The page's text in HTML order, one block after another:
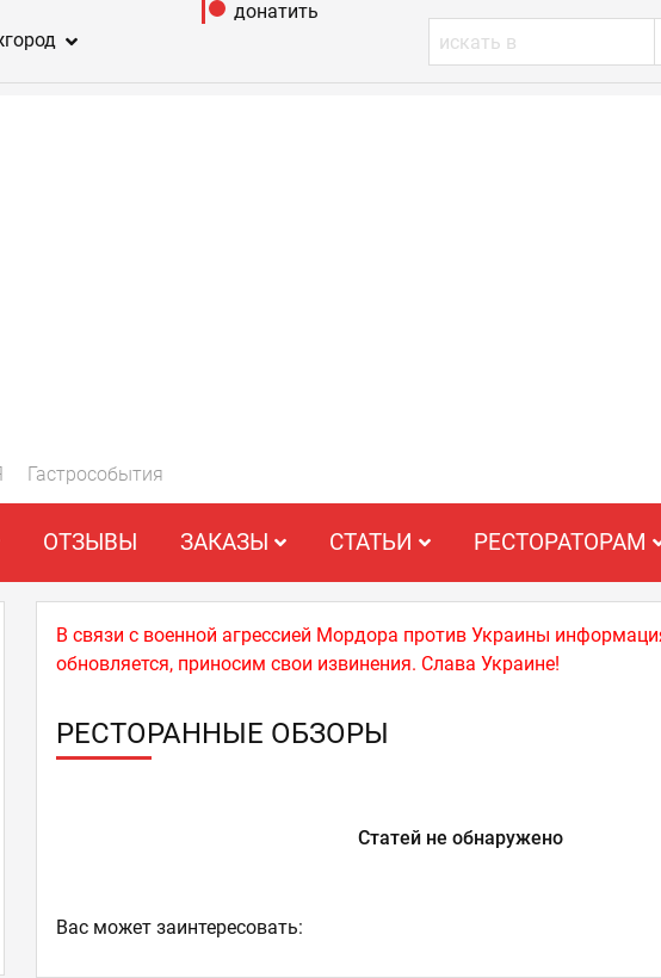
донатить
Гастрособытия
ОТЗЫВЫ ЗАКАЗЫ СТАТЬИ РЕСТОРАТОРАМ
В связи с военной агрессией Мордора против Украины
обновляется, приносим свои извинения. Слава Украине!
РЕСТОРАННЫЕ ОБЗОРЫ
Статей не обнаружено
Ваc может заинтересовать: